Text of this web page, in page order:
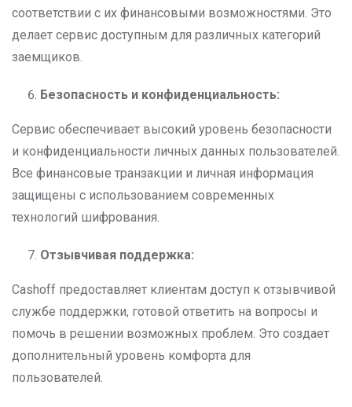
соответствии с их финансовыми возможностями. Это
делает сервис доступным для различных категорий
заемщиков.
Безопасность и конфиденциальность:
Сервис обеспечивает высокий уровень безопасности
и конфиденциальности личных данных пользователей.
Все финансовые транзакции и личная информация
защищены с использованием современных
технологий шифрования.
Отзывчивая поддержка:
Cashoff предоставляет клиентам доступ к отзывчивой
службе поддержки, готовой ответить на вопросы и
помочь в решении возможных проблем. Это создает
дополнительный уровень комфорта для
пользователей.